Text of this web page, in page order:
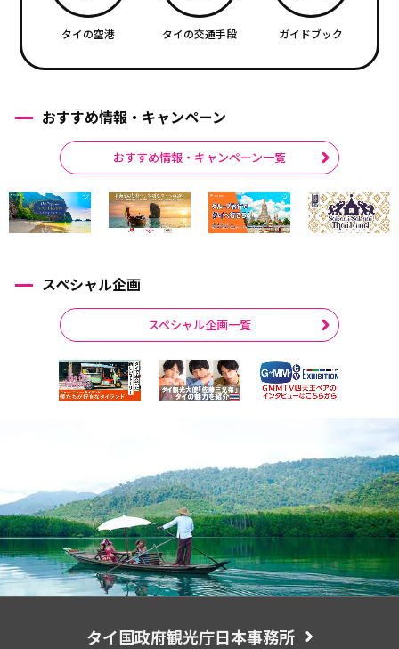
タイの空港 タイの交通手段 ガイドブック
おすすめ情報・キャンペーン
おすすめ情報・キャンペーン一覧
スペシャル企画
スペシャル企画一覧
タイ国政府観光庁日本事務所